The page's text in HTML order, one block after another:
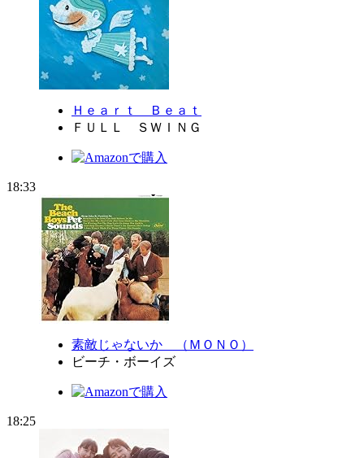
Ｈｅａｒｔ Ｂｅａｔ
ＦＵＬＬ ＳＷＩＮＧ
18:33
素敵じゃないか （ＭＯＮＯ）
ビーチ・ボーイズ
18:25